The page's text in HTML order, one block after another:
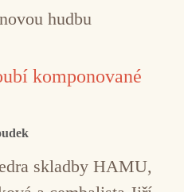
hudbu
komponované
skladby HAMU,